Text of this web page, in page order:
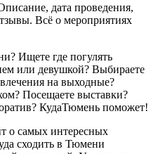
дата проведения,
Всё о мероприятиях
Ищете где погулять
или девушкой? Выбираете
на выходные?
Посещаете выставки?
КудаТюмень поможет!
о самых интересных
сходить в Тюмени